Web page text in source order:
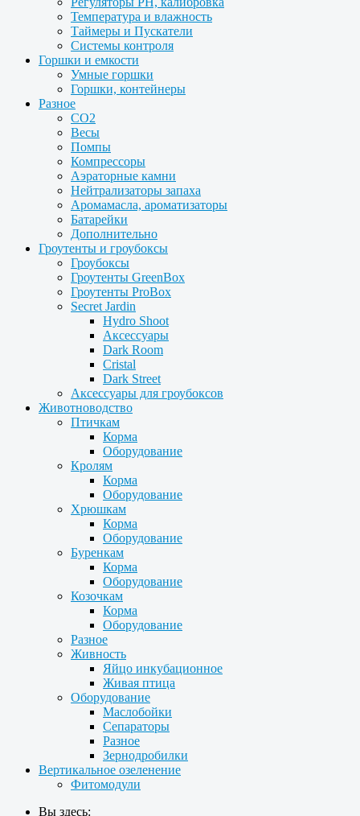
Температура и влажность
Таймеры и Пускатели
Системы контроля
Горшки и емкости
Умные горшки
Горшки, контейнеры
Разное
CO2
Весы
Помпы
Компрессоры
Аэраторные камни
Нейтрализаторы запаха
Аромамасла, ароматизаторы
Батарейки
Дополнительно
Гроутенты и гроубоксы
Гроубоксы
Гроутенты GreenBox
Гроутенты ProBox
Secret Jardin
Hydro Shoot
Аксессуары
Dark Room
Cristal
Dark Street
Аксессуары для гроубоксов
Животноводство
Птичкам
Корма
Оборудование
Кролям
Корма
Оборудование
Хрюшкам
Корма
Оборудование
Буренкам
Корма
Оборудование
Козочкам
Корма
Оборудование
Разное
Живность
Яйцо инкубационное
Живая птица
Оборудование
Маслобойки
Сепараторы
Разное
Зернодробилки
Вертикальное озеленение
Фитомодули
Вы здесь: